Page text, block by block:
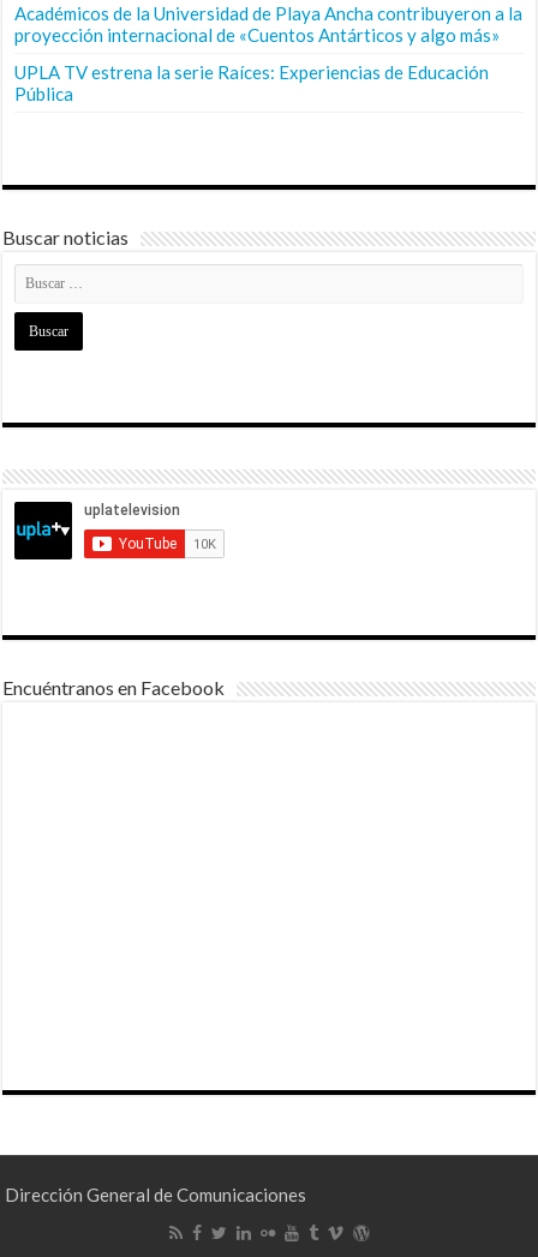
Académicos de la Universidad de Playa Ancha contribuyeron a la
proyección internacional de «Cuentos Antárticos y algo más»
UPLA TV estrena la serie Raíces: Experiencias de Educación
Pública
Buscar noticias
Encuéntranos en Facebook
Dirección General de Comunicaciones